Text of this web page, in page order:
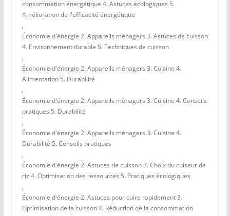
consommation énergétique 4. Astuces écologiques 5.
Amélioration de l'efficacité énergétique
,
Économie d'énergie 2. Appareils ménagers 3. Astuces de cuisson
4. Environnement durable 5. Techniques de cuisson
,
Économie d'énergie 2. Appareils ménagers 3. Cuisine 4.
Alimentation 5. Durabilité
,
Économie d'énergie 2. Appareils ménagers 3. Cuisine 4. Conseils
pratiques 5. Durabilité
,
Économie d'énergie 2. Appareils ménagers 3. Cuisine 4.
Durabilité 5. Conseils pratiques
,
Économie d'énergie 2. Astuces de cuisson 3. Choix du cuiseur de
riz 4. Optimisation des ressources 5. Pratiques écologiques
,
Économie d'énergie 2. Astuces pour cuire rapidement 3.
Optimisation de la cuisson 4. Réduction de la consommation